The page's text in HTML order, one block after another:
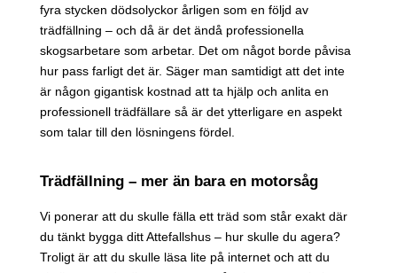
fyra stycken dödsolyckor årligen som en följd av
trädfällning – och då är det ändå professionella
skogsarbetare som arbetar. Det om något borde påvisa
hur pass farligt det är. Säger man samtidigt att det inte
är någon gigantisk kostnad att ta hjälp och anlita en
professionell trädfällare så är det ytterligare en aspekt
som talar till den lösningens fördel.
Trädfällning – mer än bara en motorsåg
Vi ponerar att du skulle fälla ett träd som står exakt där
du tänkt bygga ditt Attefallshus – hur skulle du agera?
Troligt är att du skulle läsa lite på internet och att du